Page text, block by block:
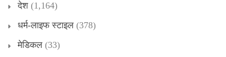
देश (1,164)
धर्म-लाइफ स्टाइल (378)
मेडिकल (33)